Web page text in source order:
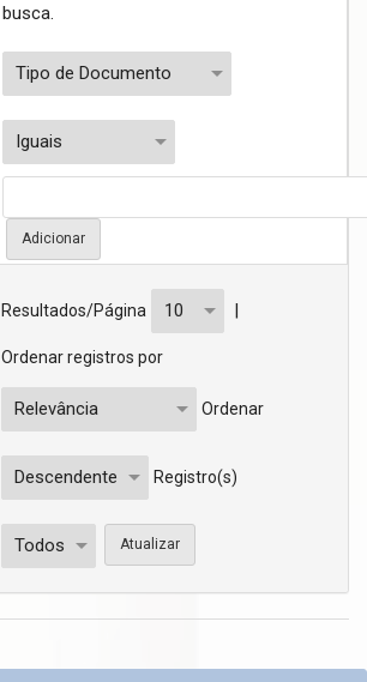
busca.
Resultados/Página |
Ordenar registros por
Ordenar
Registro(s)